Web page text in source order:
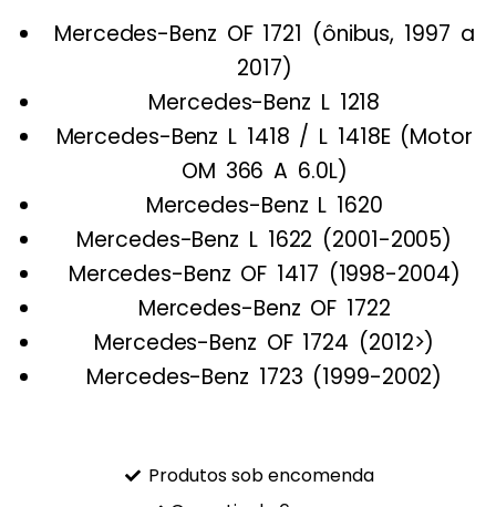
Mercedes-Benz OF 1721 (ônibus, 1997 a
2017)
Mercedes-Benz L 1218
Mercedes-Benz L 1418 / L 1418E(Motor
OM 366 A 6.0L)
Mercedes-Benz L 1620
Mercedes-Benz L 1622 (2001-2005)
Mercedes-Benz OF 1417 (1998-2004)
Mercedes-Benz OF 1722
Mercedes-Benz OF 1724 (2012>)
Mercedes-Benz 1723 (1999-2002)
Produtos sob encomenda